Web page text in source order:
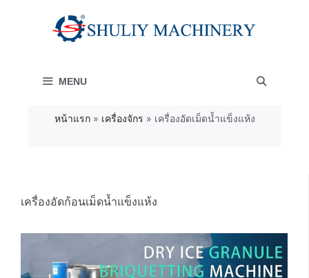
MENU
หน้าแรก» เครื่องจักร » เครื่องอัดเม็ดน้ำแข็งแห้ง
เครื่องอัดก้อนเม็ดน้ำแข็งแห้ง